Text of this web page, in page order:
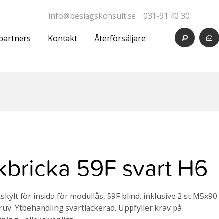
info@beslagskonsult.se 031-91 40 30
Kontakt Återförsäljare
59F svart H6
för insida för modullås, 59F blind. inklusive 2 st M5x90
Ytbehandling svartlackerad. Uppfyller krav på